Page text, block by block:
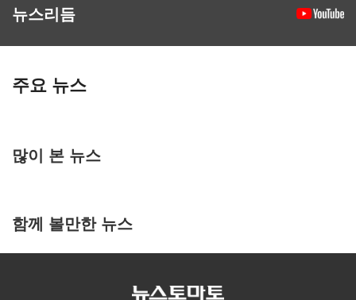
뉴스리듬
주요 뉴스
많이 본 뉴스
함께 볼만한 뉴스